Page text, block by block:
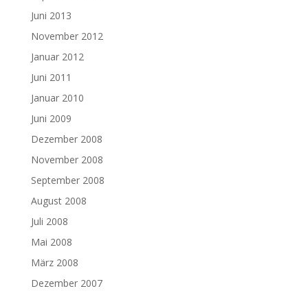
Juni 2013
November 2012
Januar 2012
Juni 2011
Januar 2010
Juni 2009
Dezember 2008
November 2008
September 2008
August 2008
Juli 2008
Mai 2008
März 2008
Dezember 2007